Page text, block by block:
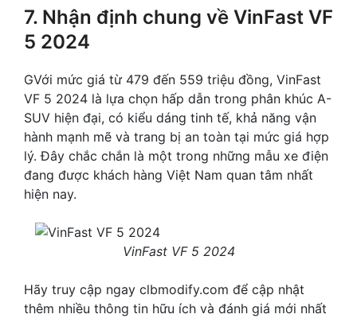
7. Nhận định chung về VinFast VF
5 2024
GVới mức giá từ 479 đến 559 triệu đồng, VinFast
VF 5 2024 là lựa chọn hấp dẫn trong phân khúc A-
SUV hiện đại, có kiểu dáng tinh tế, khả năng vận
hành mạnh mẽ và trang bị an toàn tại mức giá hợp
lý. Đây chắc chắn là một trong những mẫu xe điện
đang được khách hàng Việt Nam quan tâm nhất
hiện nay.
VinFast VF 5 2024
Hãy truy cập ngay clbmodify.com để cập nhật
thêm nhiều thông tin hữu ích và đánh giá mới nhất